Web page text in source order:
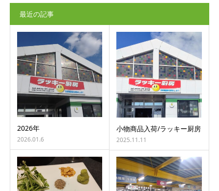
最近の記事
2026年
2026.01.6
小物商品入荷/ラッキー厨房
2025.11.11